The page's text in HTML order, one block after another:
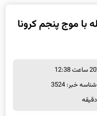
شناسه خبر: 3524